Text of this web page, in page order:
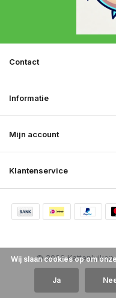
Klantenservice
Mijn account
Informatie
Contact
© 2026
Wij slaan cookies op om
Ja